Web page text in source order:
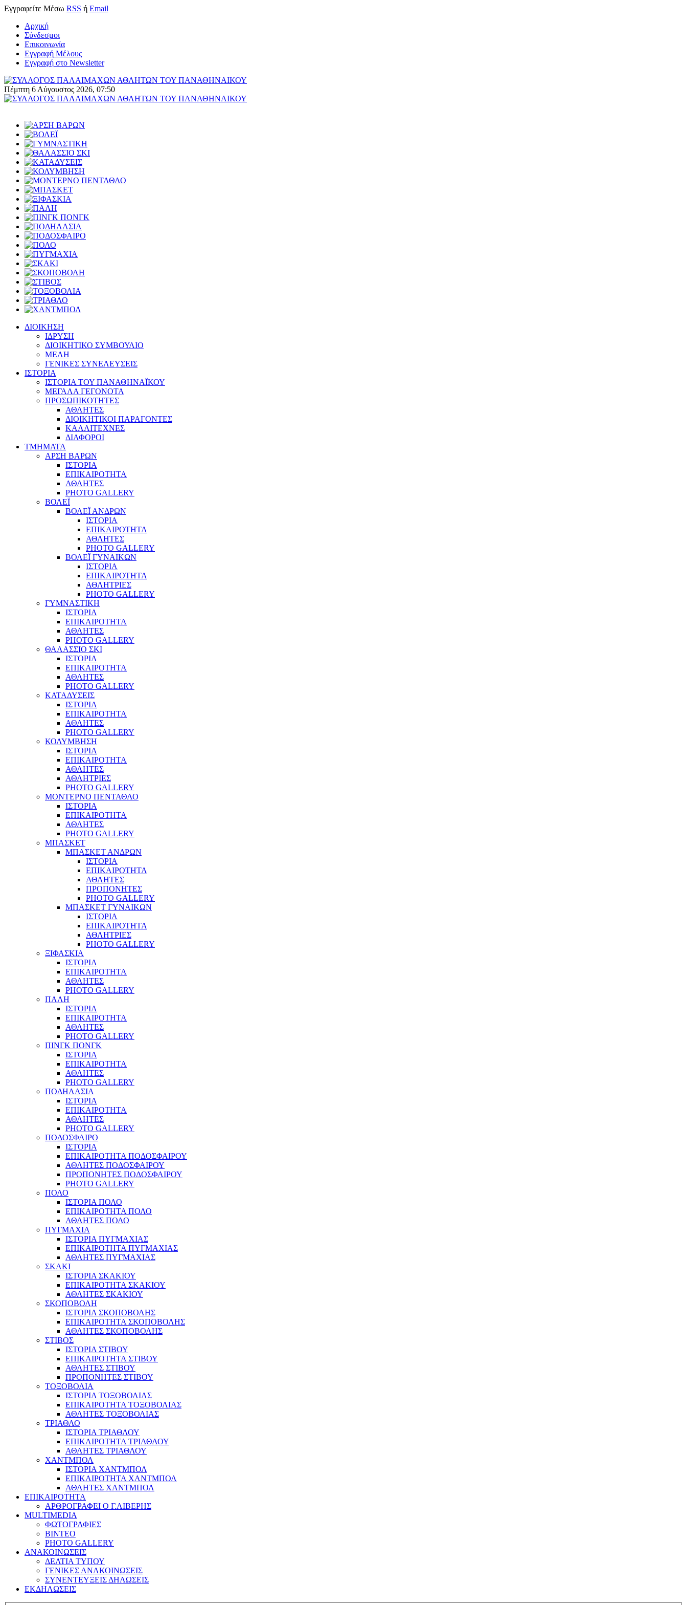
Εγγραφείτε Μέσω RSS ή Email
Αρχική
Σύνδεσμοι
Επικοινωνία
Εγγραφή Μέλους
Εγγραφή στο Newsletter
Πέμπτη 6 Αύγουστος 2026, 07:50
ΔΙΟΙΚΗΣΗ
ΙΔΡΥΣΗ
ΔΙΟΙΚΗΤΙΚΟ ΣΥΜΒΟΥΛΙΟ
ΜΕΛΗ
ΓΕΝΙΚΕΣ ΣΥΝΕΛΕΥΣΕΙΣ
ΙΣΤΟΡΙΑ
ΙΣΤΟΡΙΑ ΤΟΥ ΠΑΝΑΘΗΝΑΪΚΟΥ
ΜΕΓΑΛΑ ΓΕΓΟΝΟΤΑ
ΠΡΟΣΩΠΙΚΟΤΗΤΕΣ
ΑΘΛΗΤΕΣ
ΔΙΟΙΚΗΤΙΚΟΙ ΠΑΡΑΓΟΝΤΕΣ
ΚΑΛΛΙΤΕΧΝΕΣ
ΔΙΑΦΟΡΟΙ
ΤΜΗΜΑΤΑ
ΑΡΣΗ ΒΑΡΩΝ
ΙΣΤΟΡΙΑ
ΕΠΙΚΑΙΡΟΤΗΤΑ
ΑΘΛΗΤΕΣ
PHOTO GALLERY
ΒΟΛΕΪ
ΒΟΛΕΪ ΑΝΔΡΩΝ
ΙΣΤΟΡΙΑ
ΕΠΙΚΑΙΡΟΤΗΤΑ
ΑΘΛΗΤΕΣ
PHOTO GALLERY
ΒΟΛΕΪ ΓΥΝΑΙΚΩΝ
ΙΣΤΟΡΙΑ
ΕΠΙΚΑΙΡΟΤΗΤΑ
ΑΘΛΗΤΡΙΕΣ
PHOTO GALLERY
ΓΥΜΝΑΣΤΙΚΗ
ΙΣΤΟΡΙΑ
ΕΠΙΚΑΙΡΟΤΗΤΑ
ΑΘΛΗΤΕΣ
PHOTO GALLERY
ΘΑΛΑΣΣΙΟ ΣΚΙ
ΙΣΤΟΡΙΑ
ΕΠΙΚΑΙΡΟΤΗΤΑ
ΑΘΛΗΤΕΣ
PHOTO GALLERY
ΚΑΤΑΔΥΣΕΙΣ
ΙΣΤΟΡΙΑ
ΕΠΙΚΑΙΡΟΤΗΤΑ
ΑΘΛΗΤΕΣ
PHOTO GALLERY
ΚΟΛΥΜΒΗΣΗ
ΙΣΤΟΡΙΑ
ΕΠΙΚΑΙΡΟΤΗΤΑ
ΑΘΛΗΤΕΣ
ΑΘΛΗΤΡΙΕΣ
PHOTO GALLERY
ΜΟΝΤΕΡΝΟ ΠΕΝΤΑΘΛΟ
ΙΣΤΟΡΙΑ
ΕΠΙΚΑΙΡΟΤΗΤΑ
ΑΘΛΗΤΕΣ
PHOTO GALLERY
ΜΠΑΣΚΕΤ
ΜΠΑΣΚΕΤ ΑΝΔΡΩΝ
ΙΣΤΟΡΙΑ
ΕΠΙΚΑΙΡΟΤΗΤΑ
ΑΘΛΗΤΕΣ
ΠΡΟΠΟΝΗΤΕΣ
PHOTO GALLERY
ΜΠΑΣΚΕΤ ΓΥΝΑΙΚΩΝ
ΙΣΤΟΡΙΑ
ΕΠΙΚΑΙΡΟΤΗΤΑ
ΑΘΛΗΤΡΙΕΣ
PHOTO GALLERY
ΞΙΦΑΣΚΙΑ
ΙΣΤΟΡΙΑ
ΕΠΙΚΑΙΡΟΤΗΤΑ
ΑΘΛΗΤΕΣ
PHOTO GALLERY
ΠΑΛΗ
ΙΣΤΟΡΙΑ
ΕΠΙΚΑΙΡΟΤΗΤΑ
ΑΘΛΗΤΕΣ
PHOTO GALLERY
ΠΙΝΓΚ ΠΟΝΓΚ
ΙΣΤΟΡΙΑ
ΕΠΙΚΑΙΡΟΤΗΤΑ
ΑΘΛΗΤΕΣ
PHOTO GALLERY
ΠΟΔΗΛΑΣΙΑ
ΙΣΤΟΡΙΑ
ΕΠΙΚΑΙΡΟΤΗΤΑ
ΑΘΛΗΤΕΣ
PHOTO GALLERY
ΠΟΔΟΣΦΑΙΡΟ
ΙΣΤΟΡΙΑ
ΕΠΙΚΑΙΡΟΤΗΤΑ ΠΟΔΟΣΦΑΙΡΟΥ
ΑΘΛΗΤΕΣ ΠΟΔΟΣΦΑΙΡΟΥ
ΠΡΟΠΟΝΗΤΕΣ ΠΟΔΟΣΦΑΙΡΟΥ
PHOTO GALLERY
ΠΟΛΟ
ΙΣΤΟΡΙΑ ΠΟΛΟ
ΕΠΙΚΑΙΡΟΤΗΤΑ ΠΟΛΟ
ΑΘΛΗΤΕΣ ΠΟΛΟ
ΠΥΓΜΑΧΙΑ
ΙΣΤΟΡΙΑ ΠΥΓΜΑΧΙΑΣ
ΕΠΙΚΑΙΡΟΤΗΤΑ ΠΥΓΜΑΧΙΑΣ
ΑΘΛΗΤΕΣ ΠΥΓΜΑΧΙΑΣ
ΣΚΑΚΙ
ΙΣΤΟΡΙΑ ΣΚΑΚΙΟΥ
ΕΠΙΚΑΙΡΟΤΗΤΑ ΣΚΑΚΙΟΥ
ΑΘΛΗΤΕΣ ΣΚΑΚΙΟΥ
ΣΚΟΠΟΒΟΛΗ
ΙΣΤΟΡΙΑ ΣΚΟΠΟΒΟΛΗΣ
ΕΠΙΚΑΙΡΟΤΗΤΑ ΣΚΟΠΟΒΟΛΗΣ
ΑΘΛΗΤΕΣ ΣΚΟΠΟΒΟΛΗΣ
ΣΤΙΒΟΣ
ΙΣΤΟΡΙΑ ΣΤΙΒΟΥ
ΕΠΙΚΑΙΡΟΤΗΤΑ ΣΤΙΒΟΥ
ΑΘΛΗΤΕΣ ΣΤΙΒΟΥ
ΠΡΟΠΟΝΗΤΕΣ ΣΤΙΒΟΥ
ΤΟΞΟΒΟΛΙΑ
ΙΣΤΟΡΙΑ ΤΟΞΟΒΟΛΙΑΣ
ΕΠΙΚΑΙΡΟΤΗΤΑ ΤΟΞΟΒΟΛΙΑΣ
ΑΘΛΗΤΕΣ ΤΟΞΟΒΟΛΙΑΣ
ΤΡΙΑΘΛΟ
ΙΣΤΟΡΙΑ ΤΡΙΑΘΛΟΥ
ΕΠΙΚΑΙΡΟΤΗΤΑ ΤΡΙΑΘΛΟΥ
ΑΘΛΗΤΕΣ ΤΡΙΑΘΛΟΥ
ΧΑΝΤΜΠΟΛ
ΙΣΤΟΡΙΑ ΧΑΝΤΜΠΟΛ
ΕΠΙΚΑΙΡΟΤΗΤΑ ΧΑΝΤΜΠΟΛ
ΑΘΛΗΤΕΣ ΧΑΝΤΜΠΟΛ
ΕΠΙΚΑΙΡΟΤΗΤΑ
ΑΡΘΡΟΓΡΑΦΕΙ Ο Γ.ΛΙΒΕΡΗΣ
MULTIMEDIA
ΦΩΤΟΓΡΑΦΙΕΣ
ΒΙΝΤΕΟ
PHOTO GALLERY
ΑΝΑΚΟΙΝΩΣΕΙΣ
ΔΕΛΤΙΑ ΤΥΠΟΥ
ΓΕΝΙΚΕΣ ΑΝΑΚΟΙΝΩΣΕΙΣ
ΣΥΝΕΝΤΕΥΞΕΙΣ ΔΗΛΩΣΕΙΣ
ΕΚΔΗΛΩΣΕΙΣ